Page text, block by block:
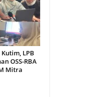
Kutim, LPB
OSS-RBA
Mitra